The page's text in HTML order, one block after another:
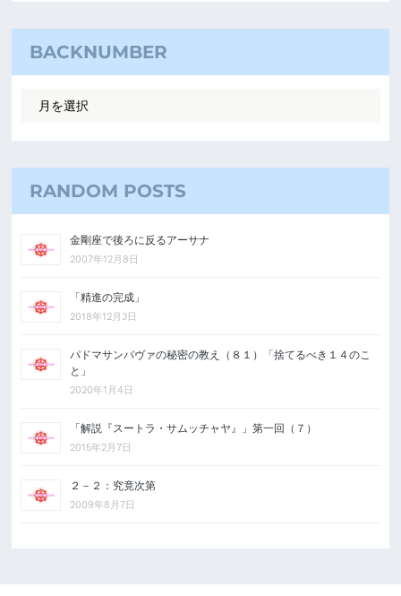
BACKNUMBER
RANDOM POSTS
金剛座で後ろに反るアーサナ
2007年12月8日
「精進の完成」
2018年12月3日
パドマサンバヴァの秘密の教え（８１）「捨てるべき１４のこ
と」
2020年1月4日
「解説『スートラ・サムッチャヤ』」第一回（７）
2015年2月7日
２－２：究竟次第
2009年8月7日